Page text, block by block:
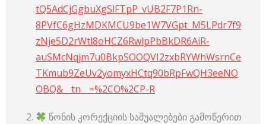
tQ5AdCjGgbuXgSlFTpP_vUB2F7P1Rn-
8PVfC6gHzMDKMCU9be1W7VGpt_M5LPdr7f9
zNje5D2rWtl8oHCZ6RwlpPbBkDR6AiR-
auSMcNqjm7u0BkpSOOQVI2zxbRYWhWsrnCe
TKmub9ZeUv2yomyxHCtq90bRpFwQH3eeNO
OBQ&__tn__=%2CO%2CP-R
წონის კორექციის საშუალებები გამოწერით